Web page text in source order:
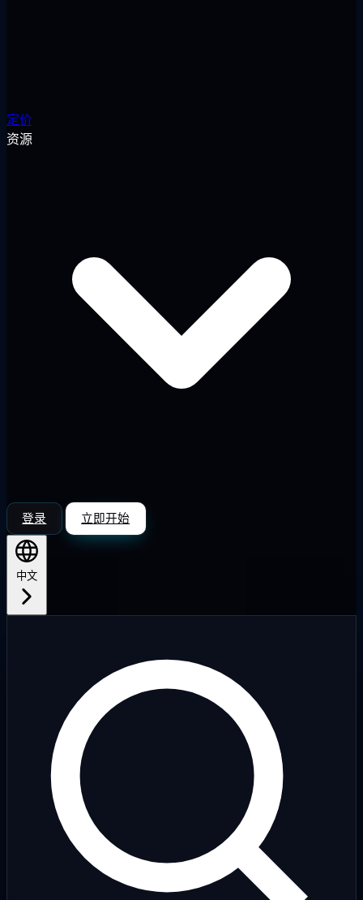
定价
资源
登录 立即开始
中文